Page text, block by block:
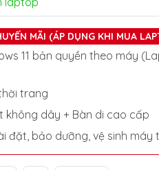
MÃI (ÁP DỤNG KHI MUA
11 bản quyền theo máy
trang
không dây + Bàn di cao cấp
đặt, bảo dưỡng, vệ sinh máy